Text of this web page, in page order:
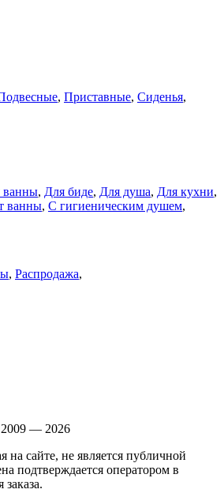
, Приставные, Сиденья,
ванны, Для биде, Для душа, Для кухни,
ванны, C гигиеническим душем,
, Распродажа,
— 2026
на сайте, не является публичной
подтверждается оператором в